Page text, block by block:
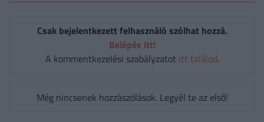
Csak bejelentkezett felhasználó szólhat hozzá.
Belépés itt!
A kommentkezelési szabályzatot itt találod.
Még nincsenek hozzászólások. Legyél te az első!